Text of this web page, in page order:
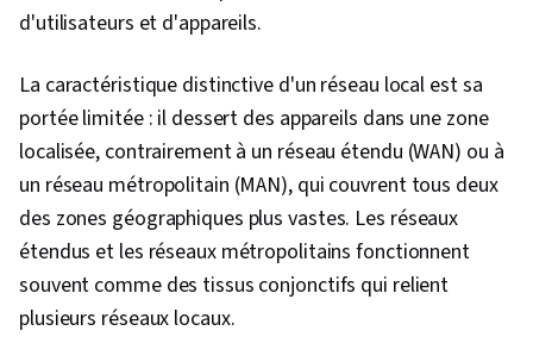
graphiques, Analyse des données,
Traitement des données, Intégrité des
données, Science des données, Google
Sheets, Éthique des données, Saisie de
données, Logiciel de tableur, IBM Cognos
Analytics, Histogramme, Logiciel de
visualisation de données, Cartes des arbres,
Diagrammes de dispersion, Visualisation
d'utilisateurs et d'appareils.
La caractéristique distinctive d'un réseau local est sa
portée limitée : il dessert des appareils dans une zone
localisée, contrairement à un réseau étendu (WAN) ou à
un réseau métropolitain (MAN), qui couvrent tous deux
des zones géographiques plus vastes. Les réseaux
étendus et les réseaux métropolitains fonctionnent
souvent comme des tissus conjonctifs qui relient
plusieurs réseaux locaux.